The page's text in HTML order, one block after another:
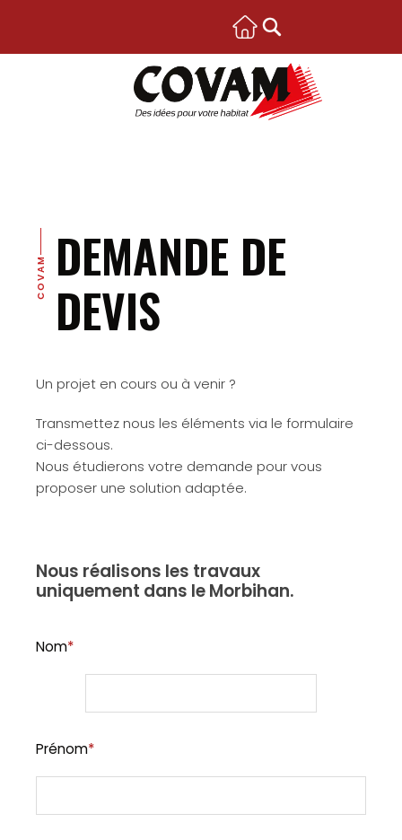
COVAM DEMANDE DE
DEVIS
Un projet en cours ou à venir ?
Transmettez nous les éléments via le formulaire
ci-dessous.
Nous étudierons votre demande pour vous
proposer une solution adaptée.
Nous réalisons les travaux
uniquement dans le Morbihan.
Nom*
Prénom*